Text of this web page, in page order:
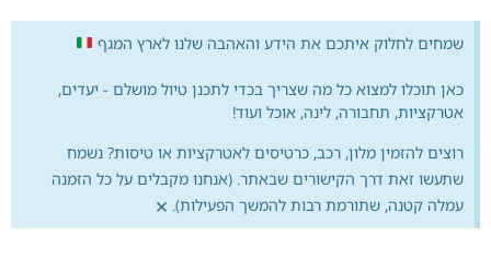
שמחים לחלוק איתכם את הידע והאהבה שלנו לארץ המגף
כאן תוכלו למצוא כל מה שצריך בכדי לתכנן טיול מושלם - יעדים,
אטרקציות, תחבורה, לינה, אוכל ועוד!
רוצים להזמין מלון, רכב, כרטיסים לאטרקציות או טיסות? נשמח
שתעשו זאת דרך הקישורים שבאתר. (אנחנו מקבלים על כל הזמנה
עמלה קטנה, שתורמת רבות להמשך הפעילות). ×